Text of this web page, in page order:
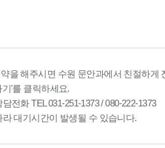
을 해주시면 수원 문안과에서 친절하게
'를 클릭하세요.
전화 TEL 031-251-1373 / 080-222-1373
대기시간이 발생될 수 있습니다.